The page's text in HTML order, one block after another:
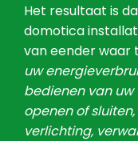
Het resultaat is
domotica
van eender waar
uw
bedienen van
openen of
verlichting,